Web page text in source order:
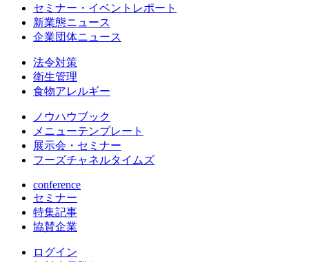
セミナー・イベントレポート
新業態ニュース
企業団体ニュース
法令対策
衛生管理
食物アレルギー
ノウハウブック
メニューテンプレート
展示会・セミナー
フーズチャネルタイムズ
conference
セミナー
特集記事
協賛企業
ログイン